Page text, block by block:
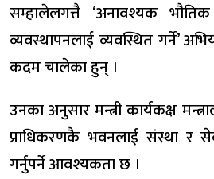
सम्हालेलगत्तै ‘अनावश्यक
व्यवस्थापनलाई व्यवस्थित गर्ने’
कदम चालेका हुन् ।
उनका अनुसार मन्त्री कार्यकक्ष
प्राधिकरणकै भवनलाई संस्था र
गर्नुपर्ने आवश्यकता छ ।